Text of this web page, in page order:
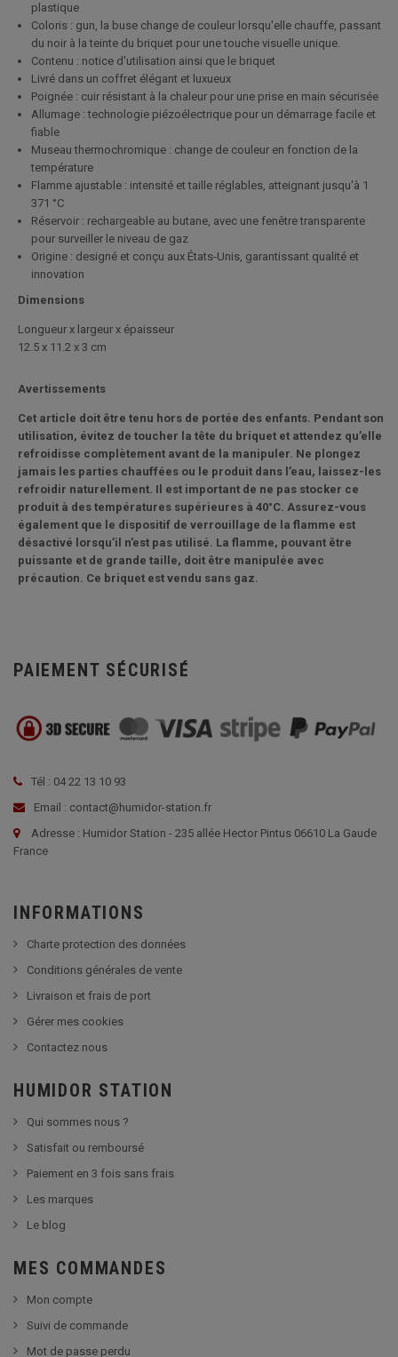
plastique
Coloris : gun, la buse change de couleur lorsqu'elle chauffe, passant
du noir à la teinte du briquet pour une touche visuelle unique.
Contenu : notice d'utilisation ainsi que le briquet
Livré dans un coffret élégant et luxueux
Poignée : cuir résistant à la chaleur pour une prise en main sécurisée
Allumage : technologie piézoélectrique pour un démarrage facile et
fiable
Museau thermochromique : change de couleur en fonction de la
température
Flamme ajustable : intensité et taille réglables, atteignant jusqu'à 1
371 °C
Réservoir : rechargeable au butane, avec une fenêtre transparente
pour surveiller le niveau de gaz
Origine : designé et conçu aux États-Unis, garantissant qualité et
innovation
Dimensions
Longueur x largeur x épaisseur
12.5 x 11.2 x 3 cm
Avertissements
Cet article doit être tenu hors de portée des enfants. Pendant son
utilisation, évitez de toucher la tête du briquet et attendez qu’elle
refroidisse complètement avant de la manipuler. Ne plongez
jamais les parties chauffées ou le produit dans l’eau, laissez-les
refroidir naturellement. Il est important de ne pas stocker ce
produit à des températures supérieures à 40°C. Assurez-vous
également que le dispositif de verrouillage de la flamme est
désactivé lorsqu’il n’est pas utilisé. La flamme, pouvant être
puissante et de grande taille, doit être manipulée avec
précaution. Ce briquet est vendu sans gaz.
PAIEMENT SÉCURISÉ
Tél : 04 22 13 10 93
Email : contact@humidor-station.fr
Adresse : Humidor Station - 235 allée Hector Pintus 06610 La Gaude
France
INFORMATIONS
Charte protection des données
Conditions générales de vente
Livraison et frais de port
Gérer mes cookies
Contactez nous
HUMIDOR STATION
Qui sommes nous ?
Satisfait ou remboursé
Paiement en 3 fois sans frais
Les marques
Le blog
MES COMMANDES
Mon compte
Suivi de commande
Mot de passe perdu